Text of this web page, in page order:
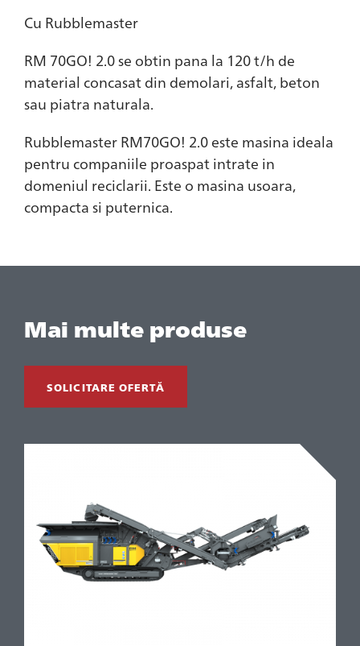
Cu Rubblemaster
RM 70GO! 2.0 se obtin pana la 120 t/h de
material concasat din demolari, asfalt, beton
sau piatra naturala.
Rubblemaster RM70GO! 2.0 este masina ideala
pentru companiile proaspat intrate in
domeniul reciclarii. Este o masina usoara,
compacta si puternica.
Mai multe produse
SOLICITARE OFERTĂ